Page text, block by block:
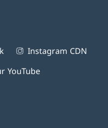
Instagram CDN
YouTube